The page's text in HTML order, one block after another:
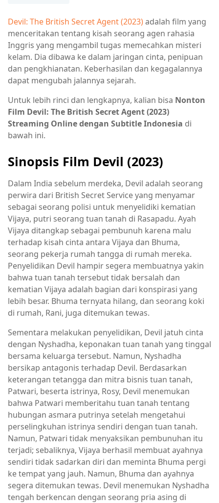
Devil: The British Secret Agent (2023)adalah film yang
menceritakan tentang kisah seorang agen rahasia
Inggris yang mengambil tugas memecahkan misteri
kelam. Dia dibawa ke dalam jaringan cinta, penipuan
dan pengkhianatan. Keberhasilan dan kegagalannya
dapat mengubah jalannya sejarah.
Untuk lebih rinci dan lengkapnya, kalian bisa Nonton
Film Devil: The British Secret Agent (2023)
Streaming Online dengan Subtitle Indonesia di
bawah ini.
Sinopsis Film Devil (2023)
Dalam India sebelum merdeka, Devil adalah seorang
perwira dari British Secret Service yang menyamar
sebagai seorang polisi untuk menyelidiki kematian
Vijaya, putri seorang tuan tanah di Rasapadu. Ayah
Vijaya ditangkap sebagai pembunuh karena malu
terhadap kisah cinta antara Vijaya dan Bhuma,
seorang pekerja rumah tangga di rumah mereka.
Penyelidikan Devil hampir segera membuatnya yakin
bahwa tuan tanah tersebut tidak bersalah dan
kematian Vijaya adalah bagian dari konspirasi yang
lebih besar. Bhuma ternyata hilang, dan seorang koki
di rumah, Rani, juga ditemukan tewas.
Sementara melakukan penyelidikan, Devil jatuh cinta
dengan Nyshadha, keponakan tuan tanah yang tinggal
bersama keluarga tersebut. Namun, Nyshadha
bersikap antagonis terhadap Devil. Berdasarkan
keterangan tetangga dan mitra bisnis tuan tanah,
Patwari, beserta istrinya, Rosy, Devil menemukan
bahwa Patwari memberitahu tuan tanah tentang
hubungan asmara putrinya setelah mengetahui
perselingkuhan istrinya sendiri dengan tuan tanah.
Namun, Patwari tidak menyaksikan pembunuhan itu
terjadi; sebaliknya, Vijaya berhasil membuat ayahnya
sendiri tidak sadarkan diri dan meminta Bhuma pergi
ke tempat yang jauh. Namun, Bhuma dan ayahnya
segera ditemukan tewas. Devil menemukan Nyshadha
tengah berkencan dengan seorang pria asing di